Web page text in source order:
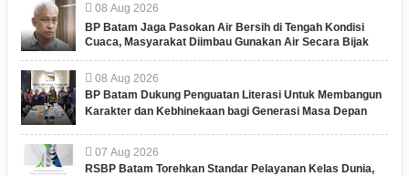
08 Aug 2026
BP Batam Jaga Pasokan Air Bersih di Tengah Kondisi
Cuaca, Masyarakat Diimbau Gunakan Air Secara Bijak
08 Aug 2026
BP Batam Dukung Penguatan Literasi Untuk Membangun
Karakter dan Kebhinekaan bagi Generasi Masa Depan
07 Aug 2026
RSBP Batam Torehkan Standar Pelayanan Kelas Dunia,